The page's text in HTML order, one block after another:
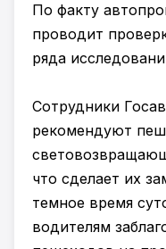
По факту
проводит
ряда
Сотрудники
рекомендуют
что сделает их
темное время
водителям